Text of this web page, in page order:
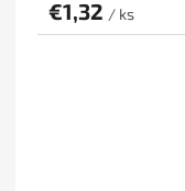
€1,32 / ks